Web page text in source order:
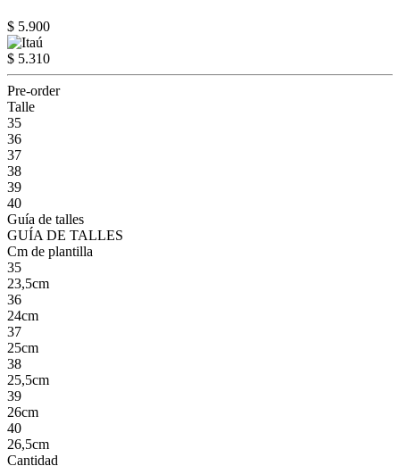
$ 5.900
$ 5.310
Pre-order
Talle
35
36
37
38
39
40
Guía de talles
GUÍA DE TALLES
Cm de plantilla
35
23,5cm
36
24cm
37
25cm
38
25,5cm
39
26cm
40
26,5cm
Cantidad